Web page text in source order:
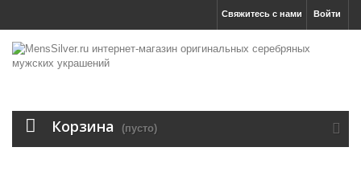
Войти
Свяжитесь с нами
Корзина (пусто)